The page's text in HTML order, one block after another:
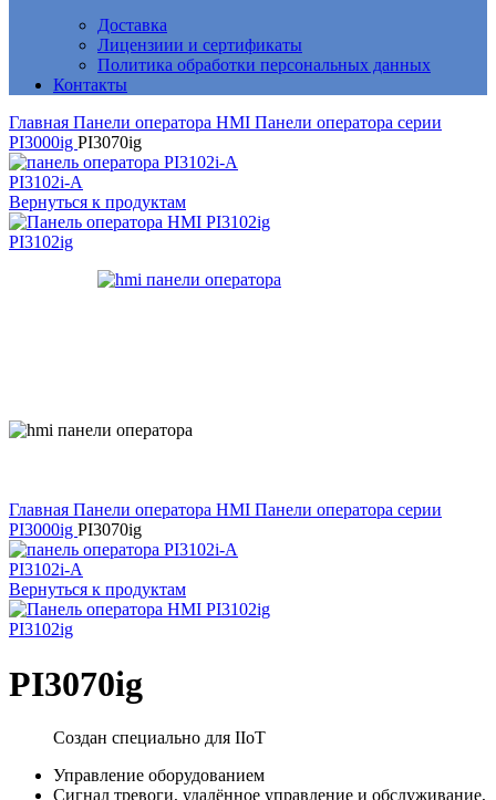
Доставка
Лицензиии и сертификаты
Политика обработки персональных данных
Контакты
Главная Панели оператора HMI Панели оператора серии
PI3000ig PI3070ig
PI3102i-A
Вернуться к продуктам
PI3102ig
Главная Панели оператора HMI Панели оператора серии
PI3000ig PI3070ig
PI3102i-A
Вернуться к продуктам
PI3102ig
PI3070ig
Создан специально для IIoT
Управление оборудованием
Сигнал тревоги, удалённое управление и обслуживание,